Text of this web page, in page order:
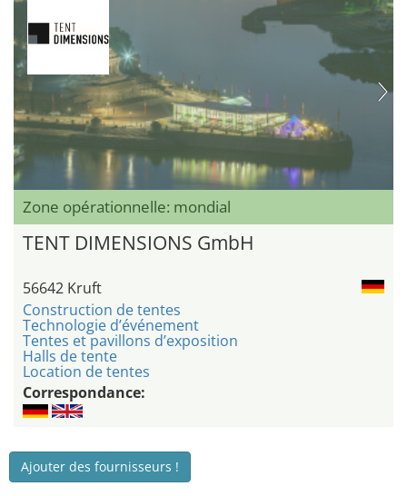
Zone opérationnelle: mondial
TENT DIMENSIONS GmbH
56642 Kruft
Construction de tentes
Technologie d’événement
Tentes et pavillons d’exposition
Halls de tente
Location de tentes
Correspondance:
Ajouter des fournisseurs !